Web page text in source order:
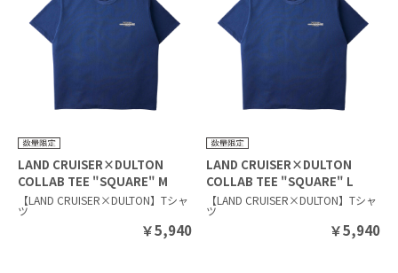
LAND CRUISER×DULTON
COLLAB TEE "SQUARE" M
NAVY
【LAND CRUISER×DULTON】Tシャ
ツ
￥5,940
LAND CRUISER×DULTON
COLLAB TEE "SQUARE" L
NAVY
【LAND CRUISER×DULTON】Tシャ
ツ
￥5,940